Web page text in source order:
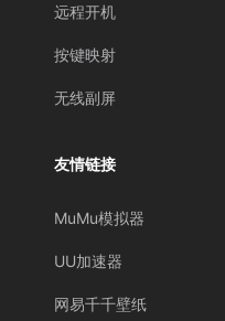
远程开机
按键映射
无线副屏
友情链接
MuMu模拟器
UU加速器
网易千千壁纸